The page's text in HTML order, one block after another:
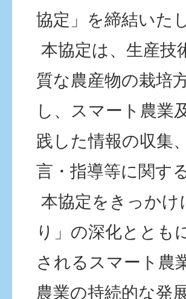
協定」を締結いた
本協定は、生産技
質な農産物の栽培
し、スマート農業
践した情報の収集
言・指導等に関す
本協定をきっか
り」の深化ととも
されるスマート農
農業の持続的な発